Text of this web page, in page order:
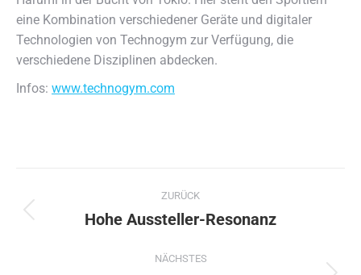
eine Kombination verschiedener Geräte und digitaler
Technologien von Technogym zur Verfügung, die
verschiedene Disziplinen abdecken.
Infos: www.technogym.com
Kommentarnavigation
ZURÜCK
Vorheriger
Hohe Aussteller-Resonanz
NÄCHSTES